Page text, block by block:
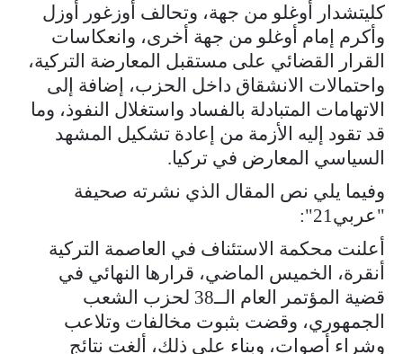
كليتشدار أوغلو من جهة، وتحالف أوزغور أوزل
وأكرم إمام أوغلو من جهة أخرى، وانعكاسات
القرار القضائي على مستقبل المعارضة التركية،
واحتمالات الانشقاق داخل الحزب، إضافة إلى
الاتهامات المتبادلة بالفساد واستغلال النفوذ، وما
قد تقود إليه الأزمة من إعادة تشكيل المشهد
السياسي المعارض في تركيا.
وفيما يلي نص المقال الذي نشرته صحيفة
"عربي21":
أعلنت محكمة الاستئناف في العاصمة التركية
أنقرة، الخميس الماضي، قرارها النهائي في
قضية المؤتمر العام الــ38 لحزب الشعب
الجمهوري، وقضت بثبوت مخالفات وتلاعب
وشراء أصوات، وبناء على ذلك، ألغت نتائج